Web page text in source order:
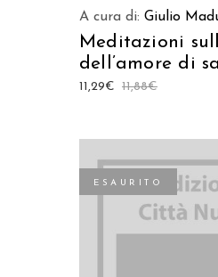
A cura di: Giulio
Meditazioni
dell’amore di
11,88€
11,29€
ESAURITO